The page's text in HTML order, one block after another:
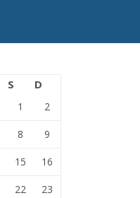
S D
1 2
8 9
15 16
22 23